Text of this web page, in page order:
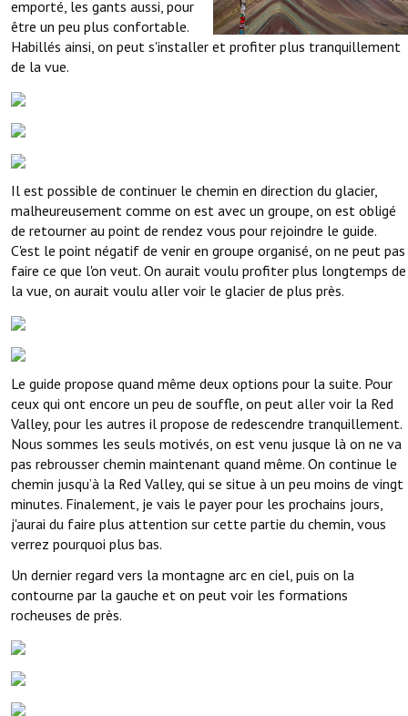
emporté, les gants aussi, pour
être un peu plus confortable.
Habillés ainsi, on peut s'installer et profiter plus tranquillement
de la vue.
Il est possible de continuer le chemin en direction du glacier,
malheureusement comme on est avec un groupe, on est obligé
de retourner au point de rendez vous pour rejoindre le guide.
C'est le point négatif de venir en groupe organisé, on ne peut pas
faire ce que l'on veut. On aurait voulu profiter plus longtemps de
la vue, on aurait voulu aller voir le glacier de plus près.
Le guide propose quand même deux options pour la suite. Pour
ceux qui ont encore un peu de souffle, on peut aller voir la Red
Valley, pour les autres il propose de redescendre tranquillement.
Nous sommes les seuls motivés, on est venu jusque là on ne va
pas rebrousser chemin maintenant quand même. On continue le
chemin jusqu’à la Red Valley, qui se situe à un peu moins de vingt
minutes. Finalement, je vais le payer pour les prochains jours,
j'aurai du faire plus attention sur cette partie du chemin, vous
verrez pourquoi plus bas.
Un dernier regard vers la montagne arc en ciel, puis on la
contourne par la gauche et on peut voir les formations
rocheuses de près.